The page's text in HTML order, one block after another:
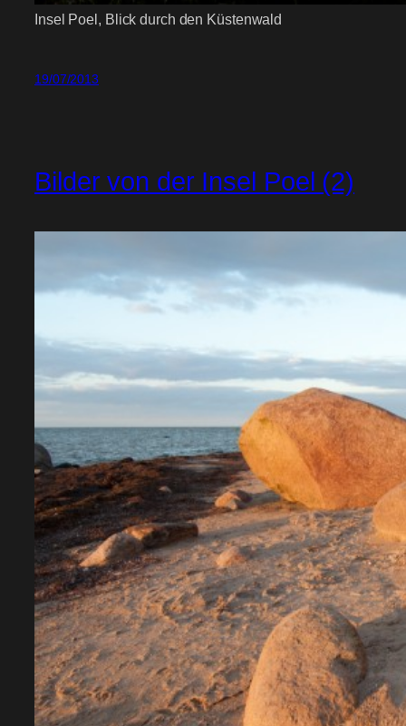
Insel Poel, Blick durch den Küstenwald
19/07/2013
Bilder von der Insel Poel (2)